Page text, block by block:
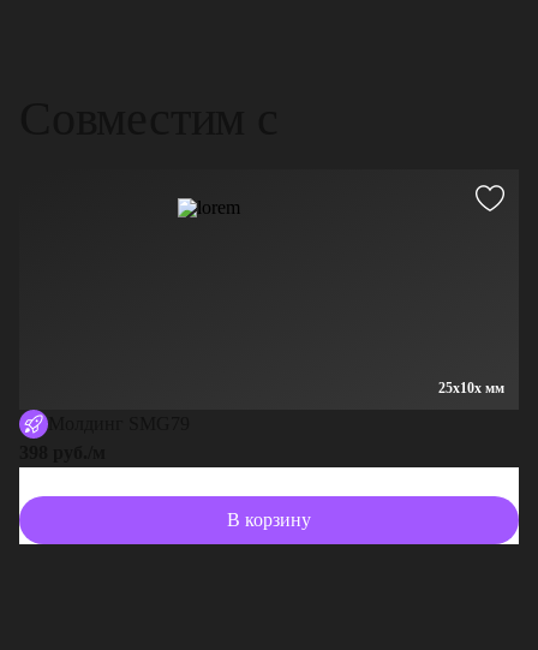
25x10x мм
В корзину